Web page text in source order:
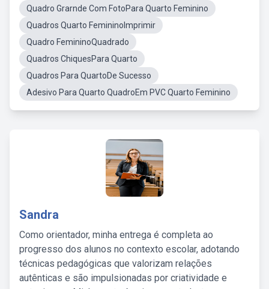
Quadro Grarnde Com FotoPara Quarto Feminino
Quadros Quarto FemininoImprimir
Quadro FemininoQuadrado
Quadros ChiquesPara Quarto
Quadros Para QuartoDe Sucesso
Adesivo Para Quarto QuadroEm PVC Quarto Feminino
Sandra
Como orientador, minha entrega é completa ao
progresso dos alunos no contexto escolar, adotando
técnicas pedagógicas que valorizam relações
autênticas e são impulsionadas por criatividade e